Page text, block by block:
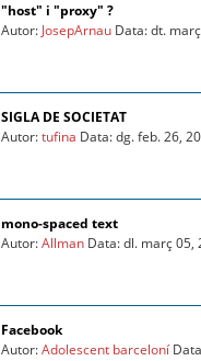
"host" i "proxy" ?
Autor: JosepArnau Data: dt.
SIGLA DE SOCIETAT
Autor:tufina Data: dg. feb. 26,
mono-spaced text
Autor:Allman Data: dl. març 05,
Facebook
Autor:Adolescent barceloní